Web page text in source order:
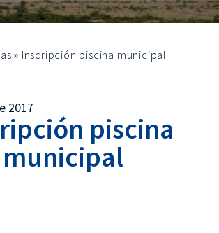
» Inscripción piscina municipal
2017
piscina
municipal